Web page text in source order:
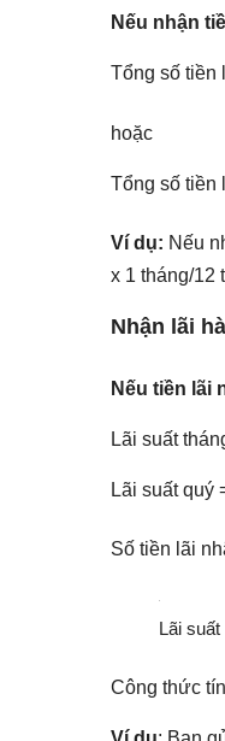
Nếu nhận
Tổng số tiền
hoặc
Tổng số tiền
Ví dụ: Nếu
x 1 tháng/12
Nhận lãi
Nếu tiền lãi
Lãi suất
Lãi suất quý
Số tiền lãi
Lãi
Công thức